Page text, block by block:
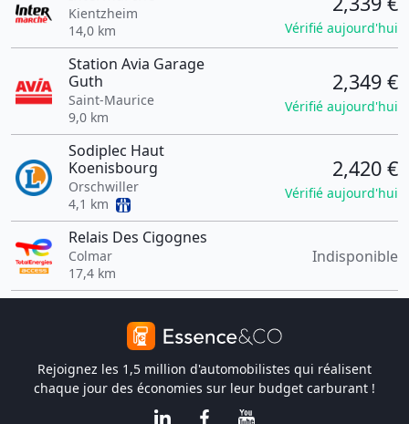
Kientzheim
14,0 km
Vérifié aujourd'hui
Station Avia Garage
Guth
Saint-Maurice
9,0 km
2,349 €
Vérifié aujourd'hui
Sodiplec Haut
Koenisbourg
Orschwiller
4,1 km
2,420 €
Vérifié aujourd'hui
Relais Des Cigognes
Colmar
17,4 km
Indisponible
Rejoignez les 1,5 million d'automobilistes qui réalisent
chaque jour des économies sur leur budget carburant !